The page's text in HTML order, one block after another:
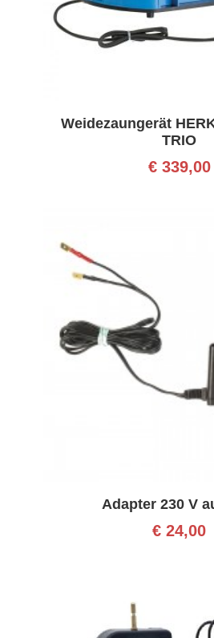
Weidezaungerät
TRIO
€339,00
Adapter 230 V
€ 24,00